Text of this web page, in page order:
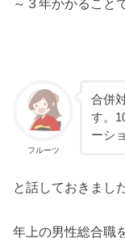
～３年かかること
フルーツ
合併
す。
ーシ
と話しておきまし
年上の男性総合職